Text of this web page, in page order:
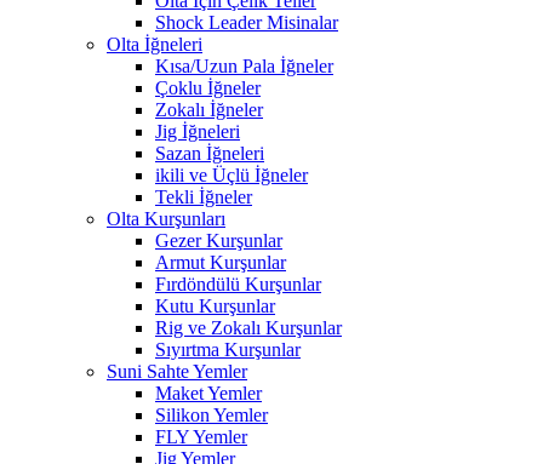
Shock Leader Misinalar
Olta İğneleri
Kısa/Uzun Pala İğneler
Çoklu İğneler
Zokalı İğneler
Jig İğneleri
Sazan İğneleri
ikili ve Üçlü İğneler
Tekli İğneler
Olta Kurşunları
Gezer Kurşunlar
Armut Kurşunlar
Fırdöndülü Kurşunlar
Kutu Kurşunlar
Rig ve Zokalı Kurşunlar
Sıyırtma Kurşunlar
Suni Sahte Yemler
Maket Yemler
Silikon Yemler
FLY Yemler
Jig Yemler